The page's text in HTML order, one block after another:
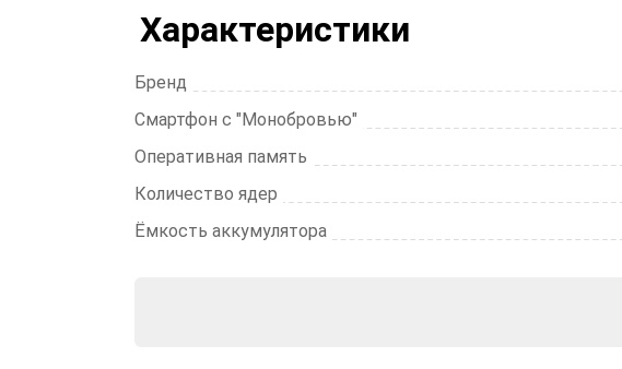
Характеристики
Бренд
Смартфон с "Монобровью"
Оперативная память
Количество ядер
Ёмкость аккумулятора